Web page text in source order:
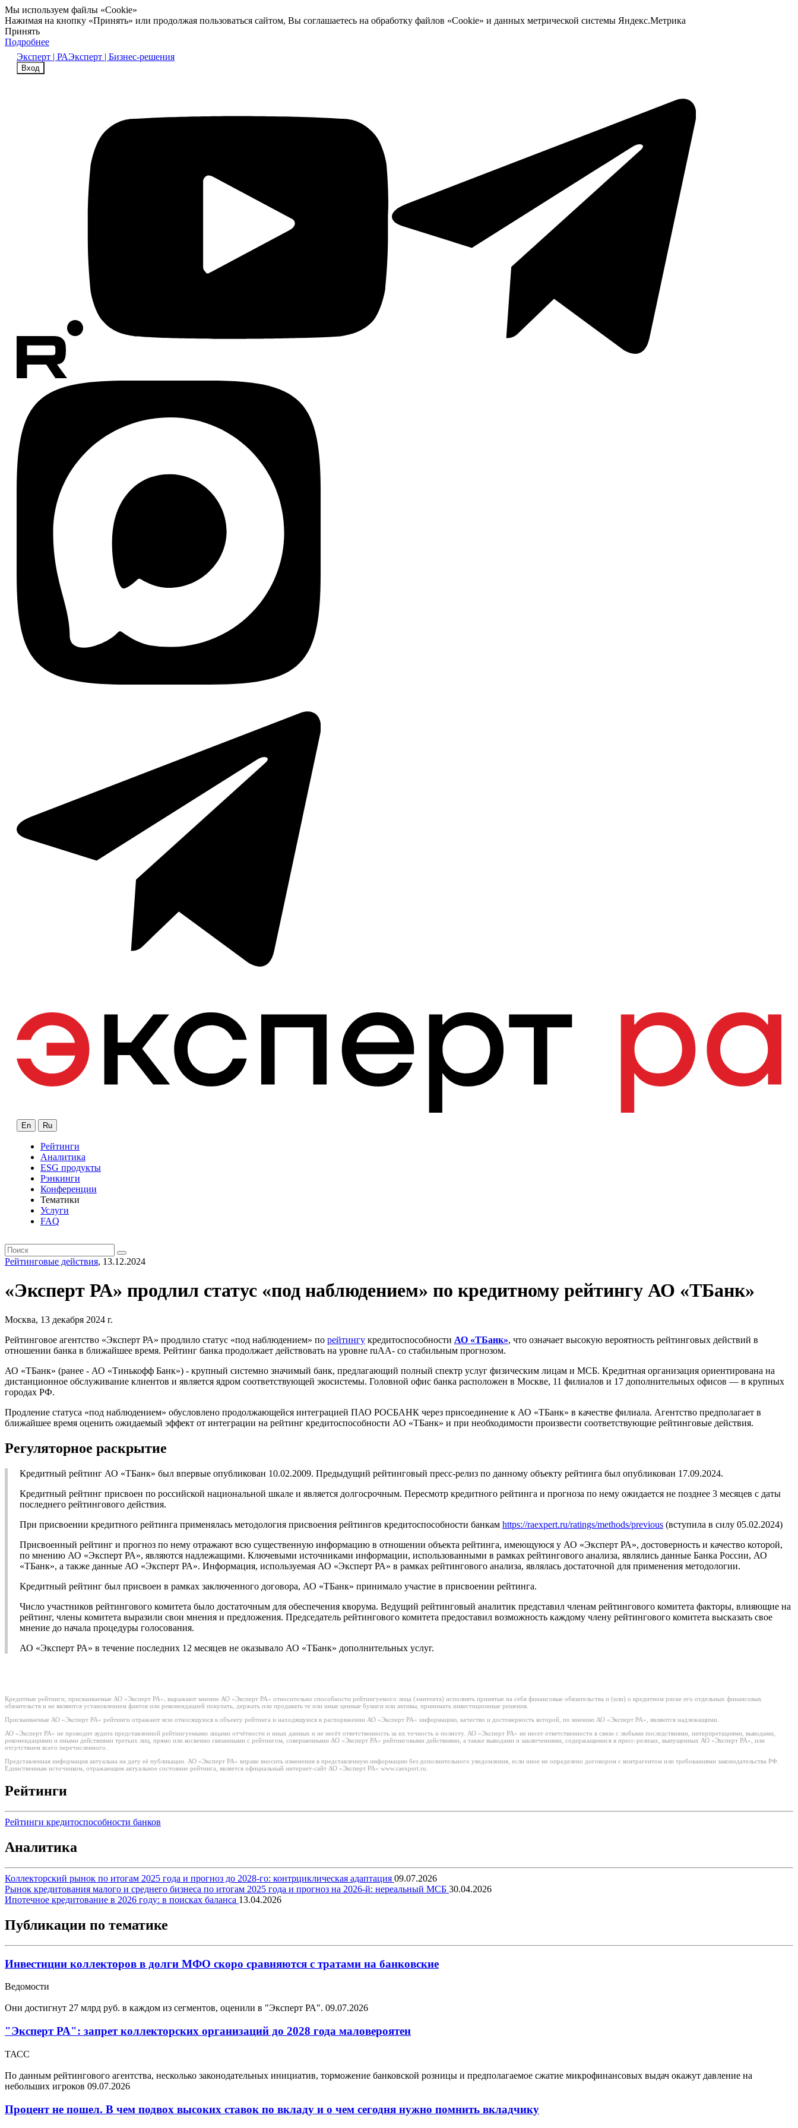
Мы используем файлы «Cookie»
Нажимая на кнопку «Принять» или продолжая пользоваться сайтом, Вы соглашаетесь на обработку файлов «Cookie» и данных метрической системы Яндекс.Метрика
Принять
Подробнее
Эксперт | РАЭксперт | Бизнес-решения
Вход
En Ru
Рейтинги
Аналитика
ESG продукты
Рэнкинги
Конференции
Тематики
Услуги
FAQ
Рейтинговые действия, 13.12.2024
«Эксперт РА» продлил статус «под наблюдением» по кредитному рейтингу АО «ТБанк»
Москва, 13 декабря 2024 г.
Рейтинговое агентство «Эксперт РА» продлило статус «под наблюдением» по рейтингу кредитоспособности АО «ТБанк», что означает высокую вероятность рейтинговых действий в
отношении банка в ближайшее время. Рейтинг банка продолжает действовать на уровне ruАА- со стабильным прогнозом.
АО «ТБанк» (ранее - АО «Тинькофф Банк») - крупный системно значимый банк, предлагающий полный спектр услуг физическим лицам и МСБ. Кредитная организация ориентирована на
дистанционное обслуживание клиентов и является ядром соответствующей экосистемы. Головной офис банка расположен в Москве, 11 филиалов и 17 дополнительных офисов — в крупных
городах РФ.
Продление статуса «под наблюдением» обусловлено продолжающейся интеграцией ПАО РОСБАНК через присоединение к АО «ТБанк» в качестве филиала. Агентство предполагает в
ближайшее время оценить ожидаемый эффект от интеграции на рейтинг кредитоспособности АО «ТБанк» и при необходимости произвести соответствующие рейтинговые действия.
Регуляторное раскрытие
Кредитный рейтинг АО «ТБанк» был впервые опубликован 10.02.2009. Предыдущий рейтинговый пресс-релиз по данному объекту рейтинга был опубликован 17.09.2024.
Кредитный рейтинг присвоен по российской национальной шкале и является долгосрочным. Пересмотр кредитного рейтинга и прогноза по нему ожидается не позднее 3 месяцев с даты
последнего рейтингового действия.
При присвоении кредитного рейтинга применялась методология присвоения рейтингов кредитоспособности банкам https://raexpert.ru/ratings/methods/previous (вступила в силу 05.02.2024)
Присвоенный рейтинг и прогноз по нему отражают всю существенную информацию в отношении объекта рейтинга, имеющуюся у АО «Эксперт РА», достоверность и качество которой,
по мнению АО «Эксперт РА», являются надлежащими. Ключевыми источниками информации, использованными в рамках рейтингового анализа, являлись данные Банка России, АО
«ТБанк», а также данные АО «Эксперт РА». Информация, используемая АО «Эксперт РА» в рамках рейтингового анализа, являлась достаточной для применения методологии.
Кредитный рейтинг был присвоен в рамках заключенного договора, АО «ТБанк» принимало участие в присвоении рейтинга.
Число участников рейтингового комитета было достаточным для обеспечения кворума. Ведущий рейтинговый аналитик представил членам рейтингового комитета факторы, влияющие на
рейтинг, члены комитета выразили свои мнения и предложения. Председатель рейтингового комитета предоставил возможность каждому члену рейтингового комитета высказать свое
мнение до начала процедуры голосования.
АО «Эксперт РА» в течение последних 12 месяцев не оказывало АО «ТБанк» дополнительных услуг.
Кредитные рейтинги, присваиваемые АО «Эксперт РА», выражают мнение АО «Эксперт РА» относительно способности рейтингуемого лица (эмитента) исполнять принятые на себя финансовые обязательства и (или) о кредитном риске его отдельных финансовых
обязательств и не являются установлением фактов или рекомендацией покупать, держать или продавать те или иные ценные бумаги или активы, принимать инвестиционные решения.
Присваиваемые АО «Эксперт РА» рейтинги отражают всю относящуюся к объекту рейтинга и находящуюся в распоряжении АО «Эксперт РА» информацию, качество и достоверность которой, по мнению АО «Эксперт РА», являются надлежащими.
АО «Эксперт РА» не проводит аудита представленной рейтингуемыми лицами отчётности и иных данных и не несёт ответственность за их точность и полноту. АО «Эксперт РА» не несет ответственности в связи с любыми последствиями, интерпретациями, выводами,
рекомендациями и иными действиями третьих лиц, прямо или косвенно связанными с рейтингом, совершенными АО «Эксперт РА» рейтинговыми действиями, а также выводами и заключениями, содержащимися в пресс-релизах, выпущенных АО «Эксперт РА», или
отсутствием всего перечисленного.
Представленная информация актуальна на дату её публикации. АО «Эксперт РА» вправе вносить изменения в представленную информацию без дополнительного уведомления, если иное не определено договором с контрагентом или требованиями законодательства РФ.
Единственным источником, отражающим актуальное состояние рейтинга, является официальный интернет-сайт АО «Эксперт РА» www.raexpert.ru.
Рейтинги
Рейтинги кредитоспособности банков
Аналитика
Коллекторский рынок по итогам 2025 года и прогноз до 2028-го: контрциклическая адаптация 09.07.2026
Рынок кредитования малого и среднего бизнеса по итогам 2025 года и прогноз на 2026-й: нереальный МСБ 30.04.2026
Ипотечное кредитование в 2026 году: в поисках баланса 13.04.2026
Публикации по тематике
Инвестиции коллекторов в долги МФО скоро сравняются с тратами на банковские
Ведомости
Они достигнут 27 млрд руб. в каждом из сегментов, оценили в "Эксперт РА". 09.07.2026
"Эксперт РА": запрет коллекторских организаций до 2028 года маловероятен
ТАСС
По данным рейтингового агентства, несколько законодательных инициатив, торможение банковской розницы и предполагаемое сжатие микрофинансовых выдач окажут давление на
небольших игроков 09.07.2026
Процент не пошел. В чем подвох высоких ставок по вкладу и о чем сегодня нужно помнить вкладчику